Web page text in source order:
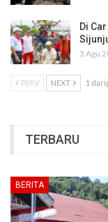
Di
3 Agu
PREV NEXT 1
TERBARU
BERITA